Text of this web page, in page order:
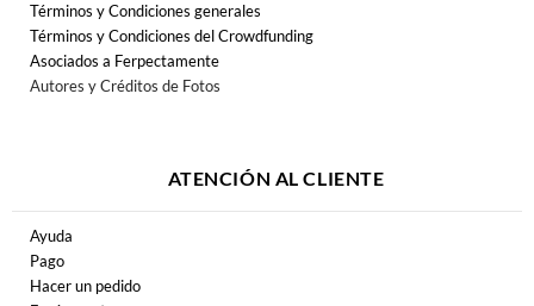
Términos y Condiciones generales
Términos y Condiciones del Crowdfunding
Asociados a Ferpectamente
Autores y Créditos de Fotos
ATENCIÓN AL CLIENTE
Ayuda
Pago
Hacer un pedido